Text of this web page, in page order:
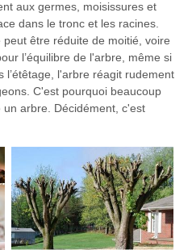
aux germes, moisissures et
dans le tronc et les racines.
être réduite de moitié, voire
l’équilibre de l'arbre, même si
l’étêtage, l'arbre réagit rudement
C'est pourquoi beaucoup
arbre. Décidément, c'est